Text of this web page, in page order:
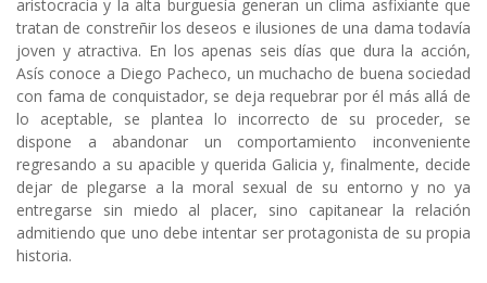
aristocracia y la alta burguesía generan un clima asfixiante que
tratan de constreñir los deseos e ilusiones de una dama todavía
joven y atractiva. En los apenas seis días que dura la acción,
Asís conoce a Diego Pacheco, un muchacho de buena sociedad
con fama de conquistador, se deja requebrar por él más allá de
lo aceptable, se plantea lo incorrecto de su proceder, se
dispone a abandonar un comportamiento inconveniente
regresando a su apacible y querida Galicia y, finalmente, decide
dejar de plegarse a la moral sexual de su entorno y no ya
entregarse sin miedo al placer, sino capitanear la relación
admitiendo que uno debe intentar ser protagonista de su propia
historia.